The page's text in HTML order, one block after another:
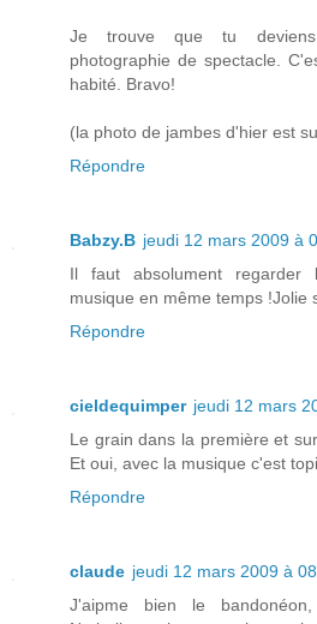
Je trouve que tu
photographie de spectacle.
habité. Bravo!
(la photo de jambes d'hier est
Répondre
Babzy.B jeudi 12 mars 2009 à
Il faut absolument
musique en même temps !Jolie
Répondre
cieldequimper jeudi 12 mars
Le grain dans la première et
Et oui, avec la musique c'est
Répondre
claude jeudi 12 mars 2009 à
J'aipme bien le